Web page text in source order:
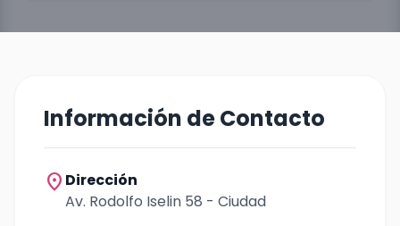
Información de Contacto
location_on Dirección
Av. Rodolfo Iselin 58 - Ciudad